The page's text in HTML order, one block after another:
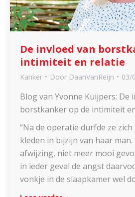
De invloed van
intimiteit en relatie
Kanker Door DaanVanReijn 03/
Blog van Yvonne Kuijpers: De
borstkanker op de intimiteit
“Na de operatie durfde ze
kleden in bijzijn van haar
afwijzing, niet meer mooi
in ieder geval de angst
vonkje in de slaapkamer wel